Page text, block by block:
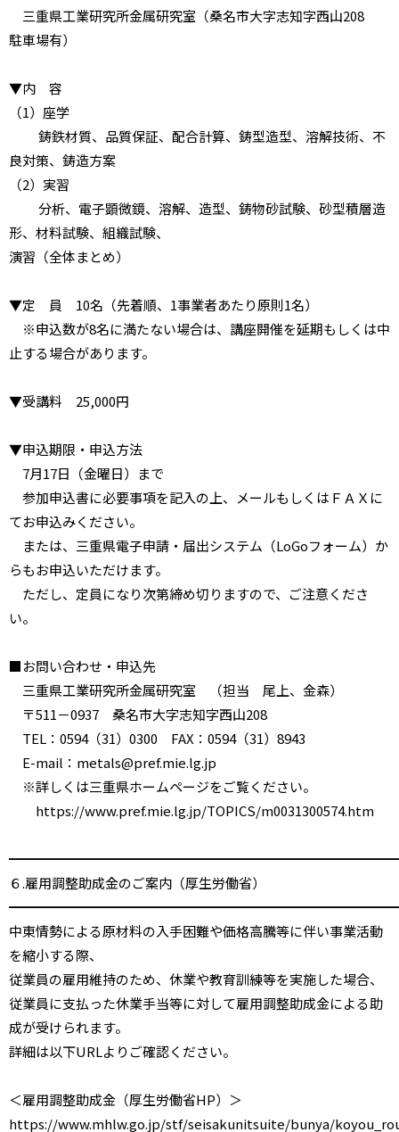
三重県工業研究所金属研究室（桑名市大字志知字西山208
駐車場有）
▼内 容
（1）座学
鋳鉄材質、品質保証、配合計算、鋳型造型、溶解技術、不
良対策、鋳造方案
（2）実習
分析、電子顕微鏡、溶解、造型、鋳物砂試験、砂型積層造
形、材料試験、組織試験、
演習（全体まとめ）
▼定 員 10名（先着順、1事業者あたり原則1名）
※申込数が8名に満たない場合は、講座開催を延期もしくは中
止する場合があります。
▼受講料 25,000円
▼申込期限・申込方法
7月17日（金曜日）まで
参加申込書に必要事項を記入の上、メールもしくはＦＡＸに
てお申込みください。
または、三重県電子申請・届出システム（LoGoフォーム）か
らもお申込いただけます。
ただし、定員になり次第締め切りますので、ご注意くださ
い。
■お問い合わせ・申込先
三重県工業研究所金属研究室 （担当 尾上、金森）
〒511－0937 桑名市大字志知字西山208
TEL：0594（31）0300 FAX：0594（31）8943
E-mail：metals@pref.mie.lg.jp
※詳しくは三重県ホームページをご覧ください。
https://www.pref.mie.lg.jp/TOPICS/m0031300574.htm
６.雇用調整助成金のご案内（厚生労働省）
中東情勢による原材料の入手困難や価格高騰等に伴い事業活動
を縮小する際、
従業員の雇用維持のため、休業や教育訓練等を実施した場合、
従業員に支払った休業手当等に対して雇用調整助成金による助
成が受けられます。
詳細は以下URLよりご確認ください。
＜雇用調整助成金（厚生労働省HP）＞
https://www.mhlw.go.jp/stf/seisakunitsuite/bunya/